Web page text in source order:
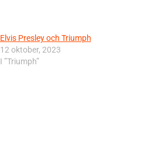
Elvis Presley och Triumph
12 oktober, 2023
I ”Triumph”